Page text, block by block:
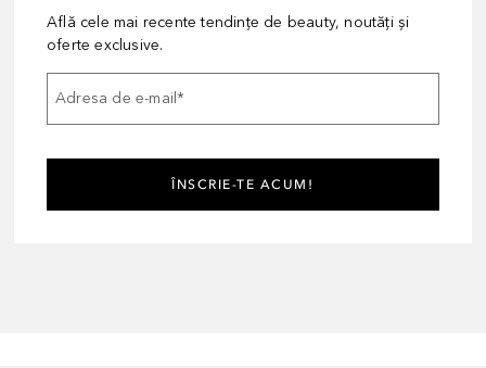
Află cele mai recente tendințe de beauty, noutăți și
oferte exclusive.
Adresa de e-mail*
ÎNSCRIE-TE ACUM!